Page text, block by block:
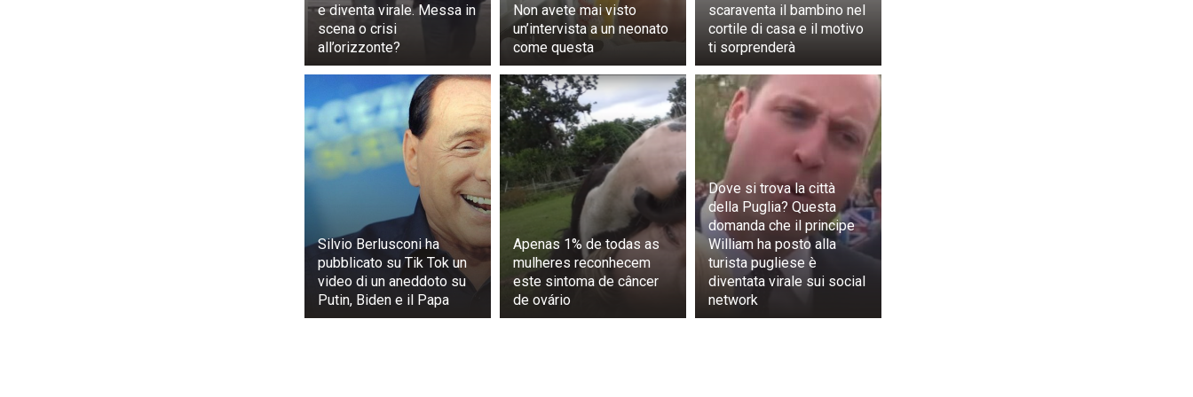
+3
Guarda la galleria
e diventa virale. Messa in
scena o crisi
all’orizzonte?
Non avete mai visto
un’intervista a un neonato
come questa
scaraventa il bambino nel
cortile di casa e il motivo
ti sorprenderà
Silvio Berlusconi ha
pubblicato su Tik Tok un
video di un aneddoto su
Putin, Biden e il Papa
Apenas 1% de todas as
mulheres reconhecem
este sintoma de câncer
de ovário
Dove si trova la città
della Puglia? Questa
domanda che il principe
William ha posto alla
turista pugliese è
diventata virale sui social
network